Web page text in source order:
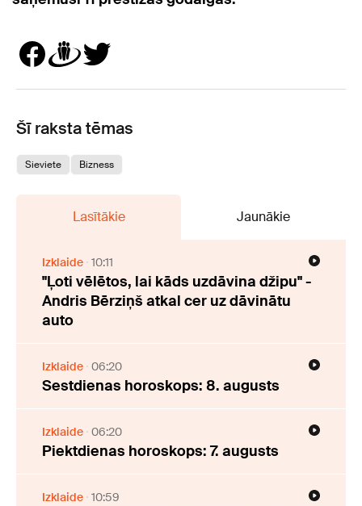
Šī raksta tēmas
Sieviete Bizness
Lasītākie Jaunākie
Izklaide 10:11
"Ļoti vēlētos, lai kāds uzdāvina džipu" -
Andris Bērziņš atkal cer uz dāvinātu
auto
Izklaide 06:20
Sestdienas horoskops: 8. augusts
Izklaide 06:20
Piektdienas horoskops: 7. augusts
Izklaide 10:59